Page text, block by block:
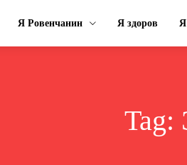
Я Ровенчанин Я здоров
Tag: